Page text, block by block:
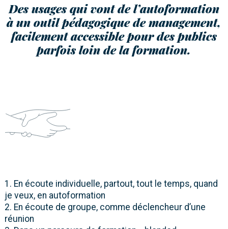
Des usages qui vont de l’autoformation
à un outil pédagogique de management,
facilement accessible pour des publics
parfois loin de la formation.
1. En écoute individuelle, partout, tout le temps, quand
je veux, en autoformation
2. En écoute de groupe, comme déclencheur d’une
réunion